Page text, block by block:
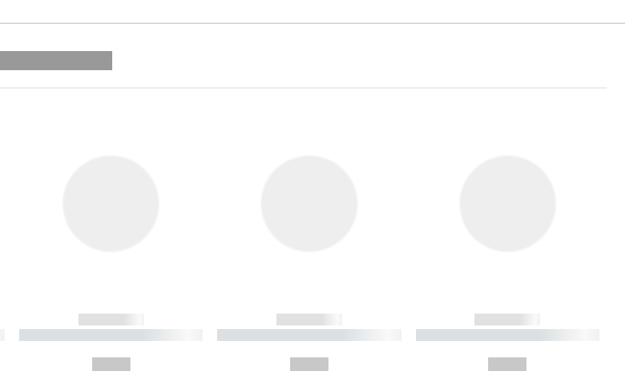
------------
----------- ----------- ----------
------------
----------- ----------- ----------
------------
----------- ----------- ----------